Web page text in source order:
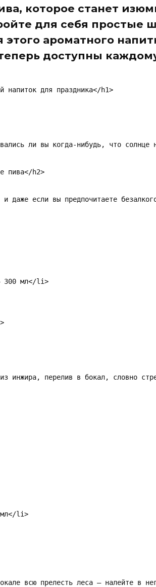
которое станет
для себя простые
ароматного
доступны
напиток для праздника</h1>
ли вы когда-нибудь, что
пива</h2>
даже если вы предпочитаете
300 мл</li>
инжира, перелив в бокал, словно
мл</li>
всю прелесть леса – налейте в